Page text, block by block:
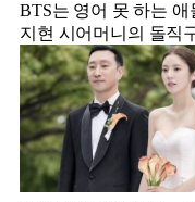
BTS는 영어 못 하는 애
지현 시어머니의 돌직